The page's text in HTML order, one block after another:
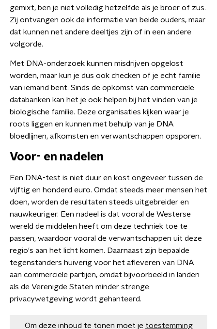
gemixt, ben je niet volledig hetzelfde als je broer of zus.
Zij ontvangen ook de informatie van beide ouders, maar
dat kunnen net andere deeltjes zijn of in een andere
volgorde.
Met DNA-onderzoek kunnen misdrijven opgelost
worden, maar kun je dus ook checken of je echt familie
van iemand bent. Sinds de opkomst van commerciële
databanken kan het je ook helpen bij het vinden van je
biologische familie. Deze organisaties kijken waar je
roots liggen en kunnen met behulp van je DNA
bloedlijnen, afkomsten en verwantschappen opsporen.
Voor- en nadelen
Een DNA-test is niet duur en kost ongeveer tussen de
vijftig en honderd euro. Omdat steeds meer mensen het
doen, worden de resultaten steeds uitgebreider en
nauwkeuriger. Een nadeel is dat vooral de Westerse
wereld de middelen heeft om deze techniek toe te
passen, waardoor vooral de verwantschappen uit deze
regio's aan het licht komen. Daarnaast zijn bepaalde
tegenstanders huiverig voor het afleveren van DNA
aan commerciële partijen, omdat bijvoorbeeld in landen
als de Verenigde Staten minder strenge
privacywetgeving wordt gehanteerd.
Om deze inhoud te tonen moet je toestemming